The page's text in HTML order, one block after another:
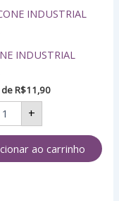
INDUSTRIAL
R$11,90
+
ao carrinho